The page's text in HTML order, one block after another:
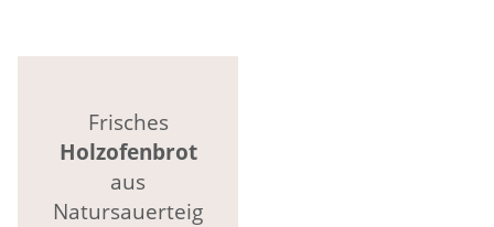
Frisches
Holzofenbrot
aus
Natursauerteig